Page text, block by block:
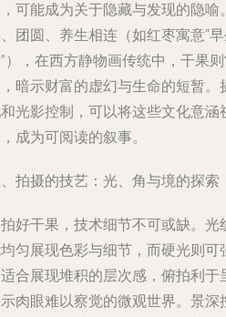
可能成为关于隐藏与发现的隐
团圆、养生相连（如红枣寓意“
），在西方静物画传统中，干果
暗示财富的虚幻与生命的短暂
光影控制，可以将这些文化意
成为可阅读的叙事。
拍摄的技艺：光、角与境的探索
好干果，技术细节不可或缺。
匀展现色彩与细节，而硬光则
合展现堆积的层次感，俯拍利
肉眼难以察觉的微观世界。景